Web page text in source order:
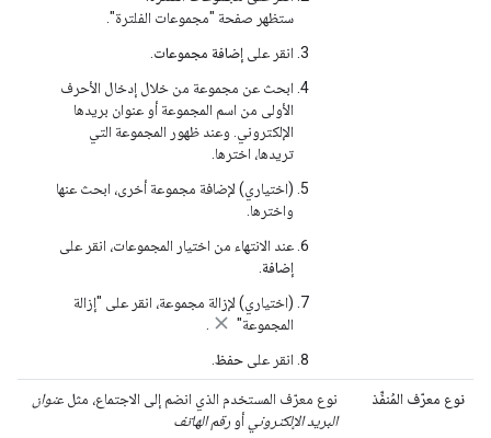
ستظهر صفحة "مجموعات الفلترة".
انقر على إضافة مجموعات
ابحث عن مجموعة من خلال إدخال الأحرف
الأولى من اسم المجموعة أو عنوان بريدها
الإلكتروني. وعند ظهور المجموعة التي
تريدها، اخترها.
(اختياري) لإضافة مجموعة أخرى، ابحث عنها
واخترها.
عند الانتهاء من اختيار المجموعات، انقر على
إضافة
(اختياري) لإزالة مجموعة، انقر على "إزالة
المجموعة"
انقر على حفظ
نوع معرّف المُنفِّذ نوع معرّف المستخدم الذي انضم إلى الاجتماع، مثل عنوان
البريد الإلكتروني
أو رقم الهاتف